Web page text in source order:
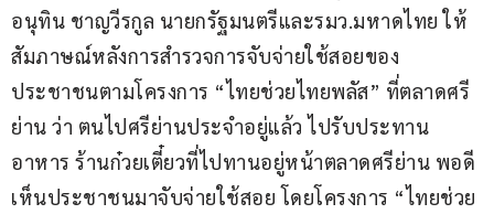
อนุทิน ชาญวีรกูล นายกรัฐมนตรีและรมว.มหาดไทย ให้
สัมภาษณ์หลังการสำรวจการจับจ่ายใช้สอยของ
ประชาชนตามโครงการ “ไทยช่วยไทยพลัส” ที่ตลาดศรี
ย่าน ว่า ตนไปศรีย่านประจำอยู่แล้ว ไปรับประทาน
อาหาร ร้านก๋วยเตี๋ยวที่ไปทานอยู่หน้าตลาดศรีย่าน พอดี
เห็นประชาชนมาจับจ่ายใช้สอย โดยโครงการ “ไทยช่วย